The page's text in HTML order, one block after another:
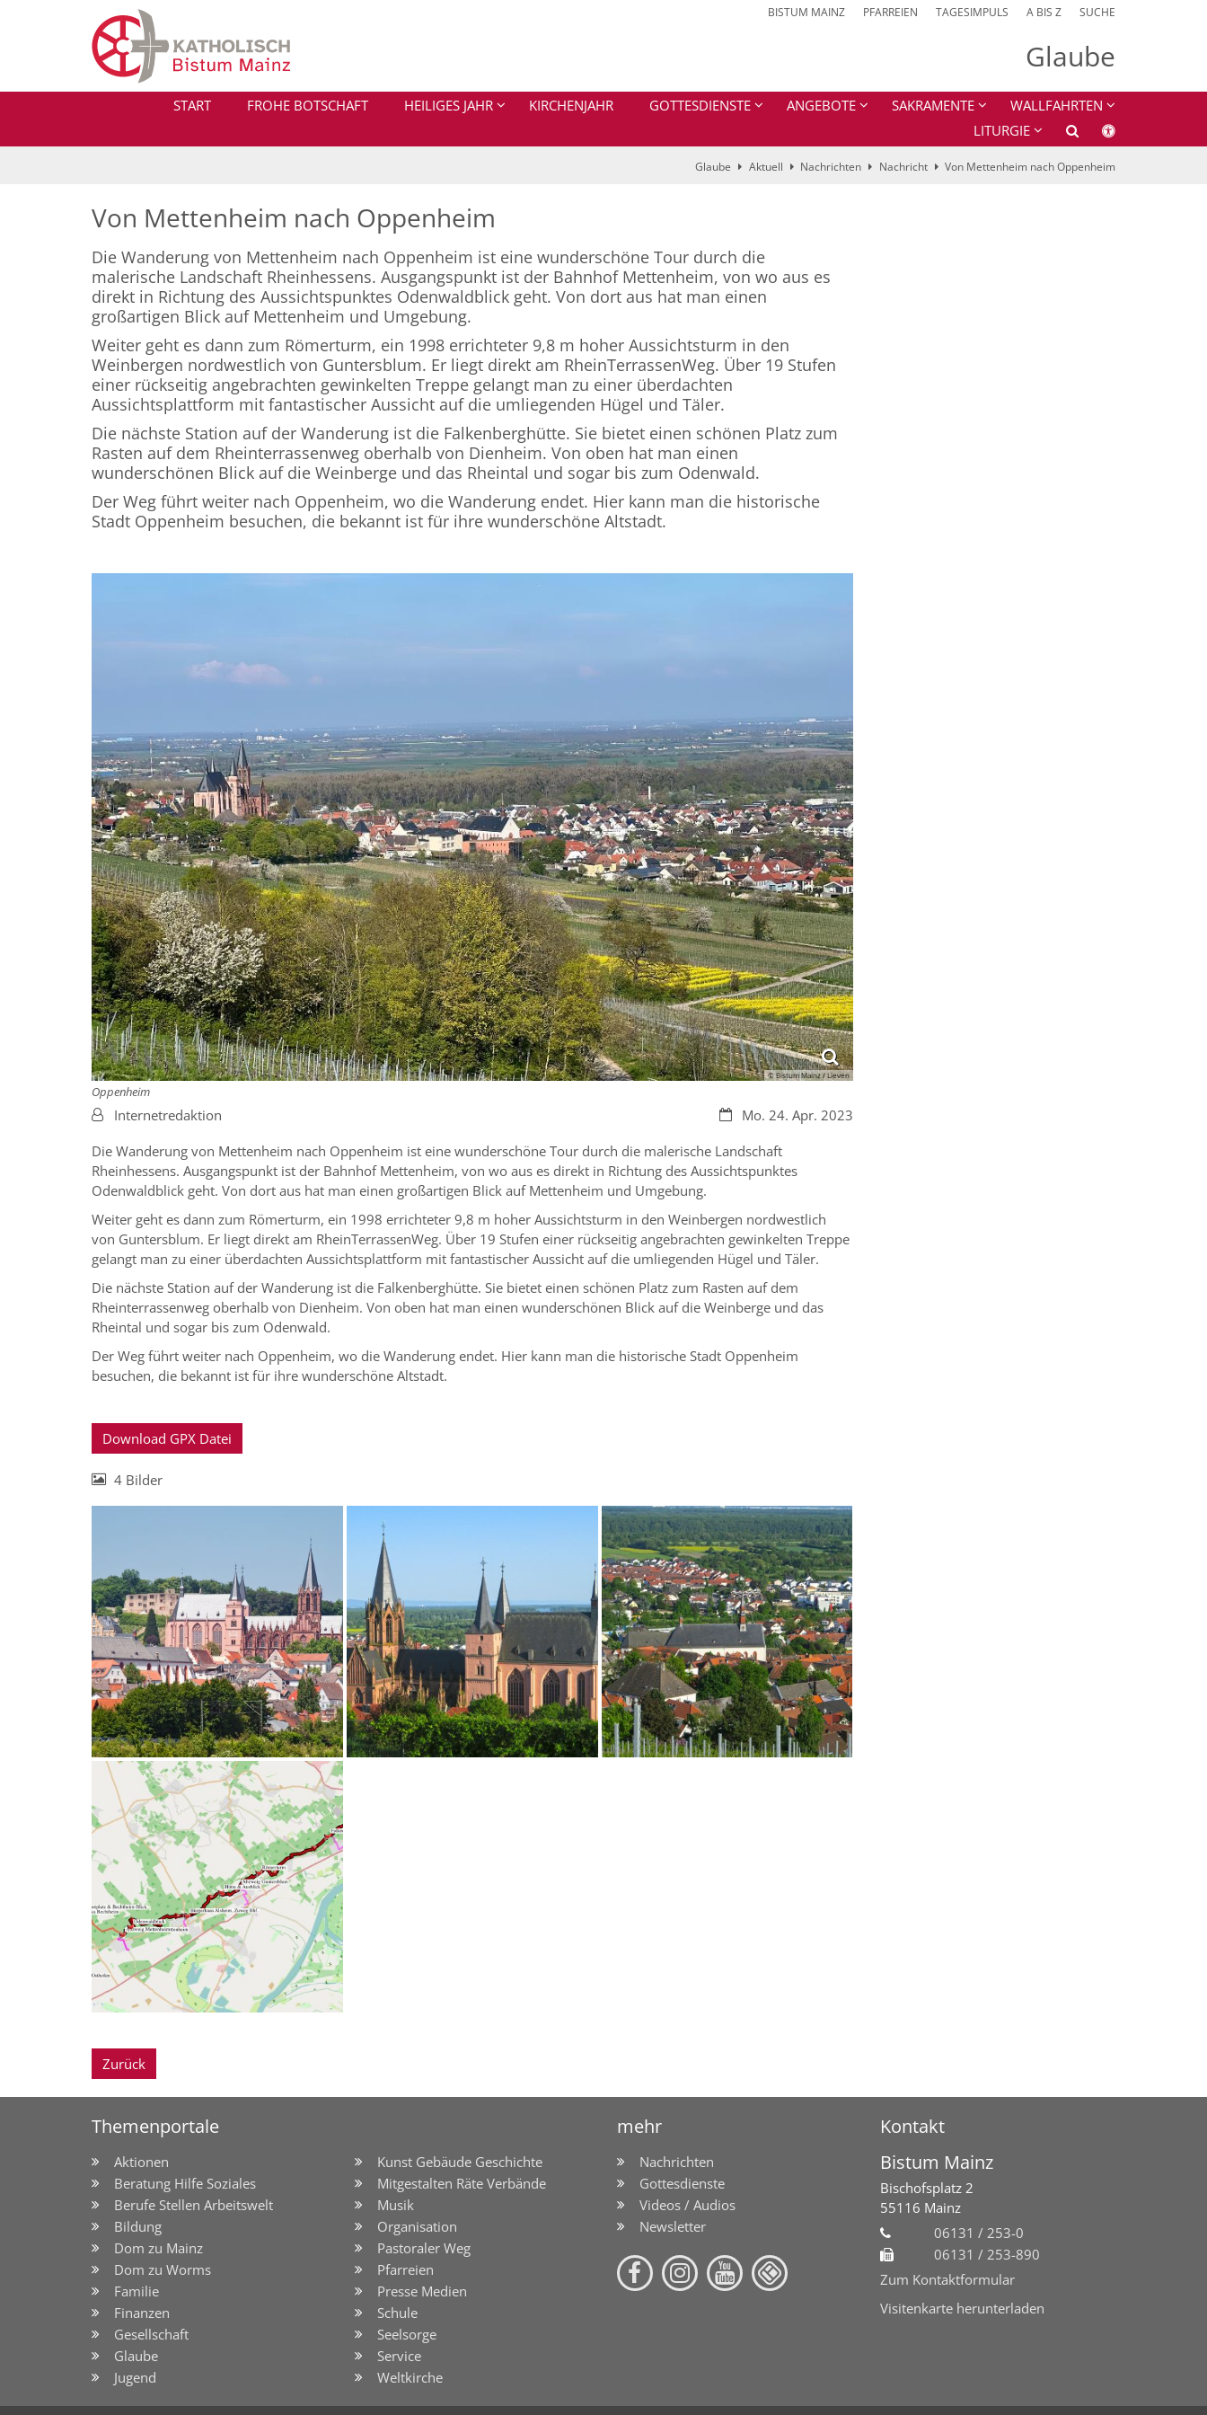
BISTUM MAINZ PFARREIEN TAGESIMPULS A BIS Z SUCHE
Glaube
START FROHE BOTSCHAFT HEILIGES JAHR KIRCHENJAHR GOTTESDIENSTE ANGEBOTE SAKRAMENTE
WALLFAHRTEN
LITURGIE
Glaube Aktuell Nachrichten Nachricht Von Mettenheim nach Oppenheim
Von Mettenheim nach Oppenheim
Die Wanderung von Mettenheim nach Oppenheim ist eine wunderschöne Tour durch die
malerische Landschaft Rheinhessens. Ausgangspunkt ist der Bahnhof Mettenheim, von wo aus es
direkt in Richtung des Aussichtspunktes Odenwaldblick geht. Von dort aus hat man einen
großartigen Blick auf Mettenheim und Umgebung.
Weiter geht es dann zum Römerturm, ein 1998 errichteter 9,8 m hoher Aussichtsturm in den
Weinbergen nordwestlich von Guntersblum. Er liegt direkt am RheinTerrassenWeg. Über 19 Stufen
einer rückseitig angebrachten gewinkelten Treppe gelangt man zu einer überdachten
Aussichtsplattform mit fantastischer Aussicht auf die umliegenden Hügel und Täler.
Die nächste Station auf der Wanderung ist die Falkenberghütte. Sie bietet einen schönen Platz zum
Rasten auf dem Rheinterrassenweg oberhalb von Dienheim. Von oben hat man einen
wunderschönen Blick auf die Weinberge und das Rheintal und sogar bis zum Odenwald.
Der Weg führt weiter nach Oppenheim, wo die Wanderung endet. Hier kann man die historische
Stadt Oppenheim besuchen, die bekannt ist für ihre wunderschöne Altstadt.
© Bistum Mainz / Lieven
Oppenheim
Datum:Mo. 24. Apr. 2023
Von:Internetredaktion
Die Wanderung von Mettenheim nach Oppenheim ist eine wunderschöne Tour durch die malerische Landschaft
Rheinhessens. Ausgangspunkt ist der Bahnhof Mettenheim, von wo aus es direkt in Richtung des Aussichtspunktes
Odenwaldblick geht. Von dort aus hat man einen großartigen Blick auf Mettenheim und Umgebung.
Weiter geht es dann zum Römerturm, ein 1998 errichteter 9,8 m hoher Aussichtsturm in den Weinbergen nordwestlich
von Guntersblum. Er liegt direkt am RheinTerrassenWeg. Über 19 Stufen einer rückseitig angebrachten gewinkelten Treppe
gelangt man zu einer überdachten Aussichtsplattform mit fantastischer Aussicht auf die umliegenden Hügel und Täler.
Die nächste Station auf der Wanderung ist die Falkenberghütte. Sie bietet einen schönen Platz zum Rasten auf dem
Rheinterrassenweg oberhalb von Dienheim. Von oben hat man einen wunderschönen Blick auf die Weinberge und das
Rheintal und sogar bis zum Odenwald.
Der Weg führt weiter nach Oppenheim, wo die Wanderung endet. Hier kann man die historische Stadt Oppenheim
besuchen, die bekannt ist für ihre wunderschöne Altstadt.
Download GPX Datei
4 Bilder
Zurück
Themenportale mehr Kontakt
Aktionen
Beratung Hilfe Soziales
Berufe Stellen Arbeitswelt
Bildung
Dom zu Mainz
Dom zu Worms
Familie
Finanzen
Gesellschaft
Glaube
Jugend
Kunst Gebäude Geschichte
Mitgestalten Räte Verbände
Musik
Organisation
Pastoraler Weg
Pfarreien
Presse Medien
Schule
Seelsorge
Service
Weltkirche
Nachrichten
Gottesdienste
Videos / Audios
Newsletter
Bistum Mainz
Bischofsplatz 2
55116 Mainz
06131 / 253-0
06131 / 253-890
Zum Kontaktformular
Visitenkarte herunterladen